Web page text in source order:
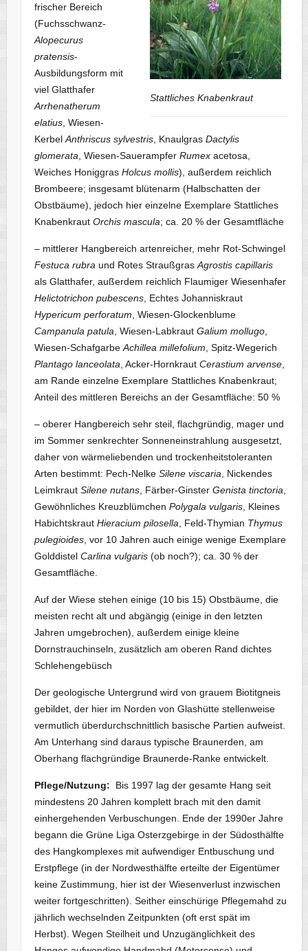
Stattliches Knabenkraut
frischer Bereich
(Fuchsschwanz-
Alopecurus
pratensis-
Ausbildungsform mit
viel Glatthafer
Arrhenatherum
elatius , Wiesen-
KerbelAnthriscus sylvestris , KnaulgrasDactylis
glomerata , Wiesen-SauerampferRumexacetosa,
Weiches HoniggrasHolcus mollis), außerdem reichlich
Brombeere; insgesamt blütenarm (Halbschatten der
Obstbäume), jedoch hier einzelne Exemplare Stattliches
KnabenkrautOrchis mascula; ca. 20 % der Gesamtfläche
– mittlerer Hangbereich artenreicher, mehr Rot-Schwingel
Festuca rubra und Rotes StraußgrasAgrostis capillaris
als Glatthafer, außerdem reichlich Flaumiger Wiesenhafer
Helictotrichon pubescens , Echtes Johanniskraut
Hypericum perforatum , Wiesen-Glockenblume
Campanula patula , Wiesen-LabkrautGalium mollugo
Wiesen-SchafgarbeAchillea millefolium , Spitz-Wegerich
Plantago lanceolata , Acker-HornkrautCerastium arvense
am Rande einzelne Exemplare Stattliches Knabenkraut;
Anteil des mittleren Bereichs an der Gesamtfläche: 50 %
– oberer Hangbereich sehr steil, flachgründig, mager und
im Sommer senkrechter Sonneneinstrahlung ausgesetzt,
daher von wärmeliebenden und trockenheitstoleranten
Arten bestimmt: Pech-NelkeSilene viscaria , Nickendes
LeimkrautSilene nutans , Färber-GinsterGenista tinctoria
Gewöhnliches KreuzblümchenPolygala vulgaris , Kleines
HabichtskrautHieracium pilosella , Feld-Thymian Thymus
pulegioides , vor 10 Jahren auch einige wenige Exemplare
GolddistelCarlina vulgaris(ob noch?); ca. 30 % der
Gesamtfläche.
Auf der Wiese stehen einige (10 bis 15) Obstbäume, die
meisten recht alt und abgängig (einige in den letzten
Jahren umgebrochen), außerdem einige kleine
Dornstrauchinseln, zusätzlich am oberen Rand dichtes
Schlehengebüsch
Der geologische Untergrund wird von grauem Biotitgneis
gebildet, der hier im Norden von Glashütte stellenweise
vermutlich überdurchschnittlich basische Partien aufweist.
Am Unterhang sind daraus typische Braunerden, am
Oberhang flachgründige Braunerde-Ranke entwickelt.
Pflege/Nutzung: Bis 1997 lag der gesamte Hang seit
mindestens 20 Jahren komplett brach mit den damit
einhergehenden Verbuschungen. Ende der 1990er Jahre
begann die Grüne Liga Osterzgebirge in der Südosthälfte
des Hangkomplexes mit aufwendiger Entbuschung und
Erstpflege (in der Nordwesthälfte erteilte der Eigentümer
keine Zustimmung, hier ist der Wiesenverlust inzwischen
weiter fortgeschritten). Seither einschürige Pflegemahd zu
jährlich wechselnden Zeitpunkten (oft erst spät im
Herbst). Wegen Steilheit und Unzugänglichkeit des